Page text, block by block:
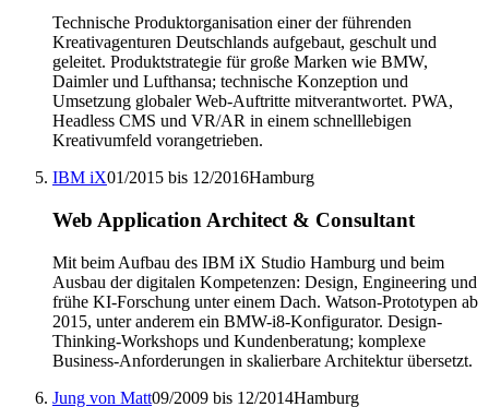
Technische Produktorganisation einer der führenden
Kreativagenturen Deutschlands aufgebaut, geschult und
geleitet. Produktstrategie für große Marken wie BMW,
Daimler und Lufthansa; technische Konzeption und
Umsetzung globaler Web-Auftritte mitverantwortet. PWA,
Headless CMS und VR/AR in einem schnelllebigen
Kreativumfeld vorangetrieben.
IBM iX01/2015 bis 12/2016Hamburg
Web Application Architect & Consultant
Mit beim Aufbau des IBM iX Studio Hamburg und beim
Ausbau der digitalen Kompetenzen: Design, Engineering und
frühe KI-Forschung unter einem Dach. Watson-Prototypen ab
2015, unter anderem ein BMW-i8-Konfigurator. Design-
Thinking-Workshops und Kundenberatung; komplexe
Business-Anforderungen in skalierbare Architektur übersetzt.
Jung von Matt09/2009 bis 12/2014Hamburg